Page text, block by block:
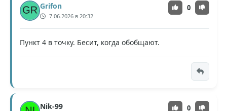
Grifon
7.06.2026 в 20:32
0
Пункт 4 в точку. Бесит, когда обобщают.
Nik-99 0